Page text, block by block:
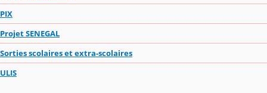
PIX
Projet SENEGAL
Sorties scolaires et extra-scolaires
ULIS